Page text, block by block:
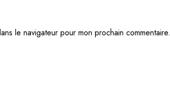
le navigateur pour mon prochain commentaire.